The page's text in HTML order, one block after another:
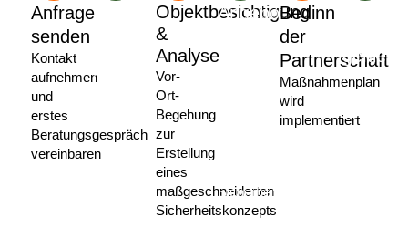
Anfrage
senden
Kontakt
aufnehmen
und
erstes
Beratungsgespräch
vereinbaren
Bedarfsanalyse
besprechen
individuellen
Sicherheitsanforderungen
Objektbesichtigung
&
Analyse
Vor-
Ort-
Begehung
zur
Erstellung
eines
maßgeschneiderten
Sicherheitskonzepts
Angebot
erhalten
Sie
passgenaues
Sicherheitslösung
Bedinn
der
Partnerschaft
Maßnahmenplan
wird
implementiert
Ihr
ist